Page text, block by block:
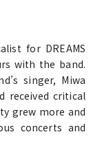
for DREAMS
with the band.
singer, Miwa
received critical
grew more and
concerts and